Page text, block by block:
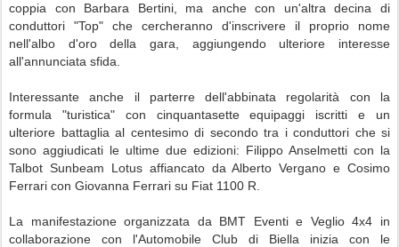
coppia con Barbara Bertini, ma anche con un'altra decina di
conduttori "Top" che cercheranno d'inscrivere il proprio nome
nell'albo d'oro della gara, aggiungendo ulteriore interesse
all'annunciata sfida.
Interessante anche il parterre dell'abbinata regolarità con la
formula "turistica" con cinquantasette equipaggi iscritti e un
ulteriore battaglia al centesimo di secondo tra i conduttori che si
sono aggiudicati le ultime due edizioni: Filippo Anselmetti con la
Talbot Sunbeam Lotus affiancato da Alberto Vergano e Cosimo
Ferrari con Giovanna Ferrari su Fiat 1100 R.
La manifestazione organizzata da BMT Eventi e Veglio 4x4 in
collaborazione con l'Automobile Club di Biella inizia con le